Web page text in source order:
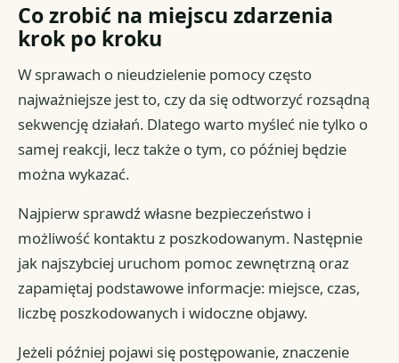
Co zrobić na miejscu zdarzenia
krok po kroku
W sprawach o nieudzielenie pomocy często
najważniejsze jest to, czy da się odtworzyć rozsądną
sekwencję działań. Dlatego warto myśleć nie tylko o
samej reakcji, lecz także o tym, co później będzie
można wykazać.
Najpierw sprawdź własne bezpieczeństwo i
możliwość kontaktu z poszkodowanym. Następnie
jak najszybciej uruchom pomoc zewnętrzną oraz
zapamiętaj podstawowe informacje: miejsce, czas,
liczbę poszkodowanych i widoczne objawy.
Jeżeli później pojawi się postępowanie, znaczenie